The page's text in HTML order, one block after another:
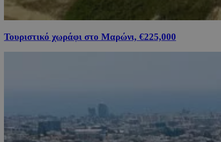
Τουριστικό χωράφι στο Μαρώνι, €225,000